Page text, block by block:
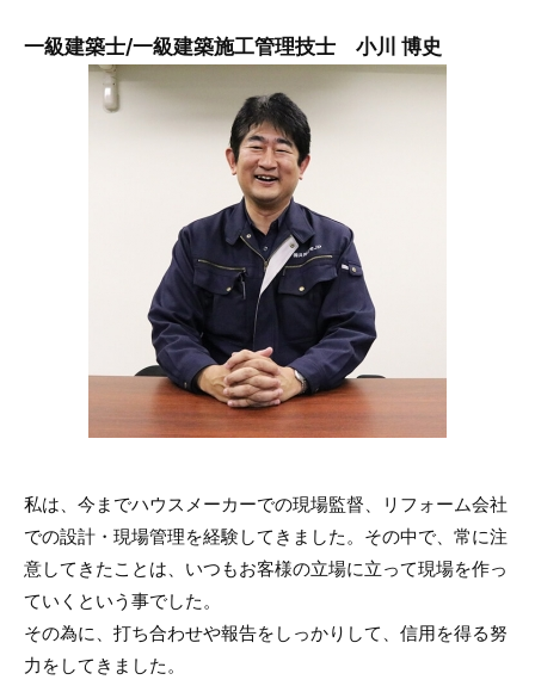
一級建築士/一級建築施工管理技士 小川 博史
私は、今までハウスメーカーでの現場監督、リフォーム会社
での設計・現場管理を経験してきました。その中で、常に注
意してきたことは、いつもお客様の立場に立って現場を作っ
ていくという事でした。
その為に、打ち合わせや報告をしっかりして、信用を得る努
力をしてきました。